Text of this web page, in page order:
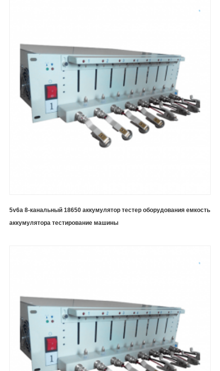
5v6a 8-канальный 18650 аккумулятор тестер оборудования емкость
аккумулятора тестирование машины